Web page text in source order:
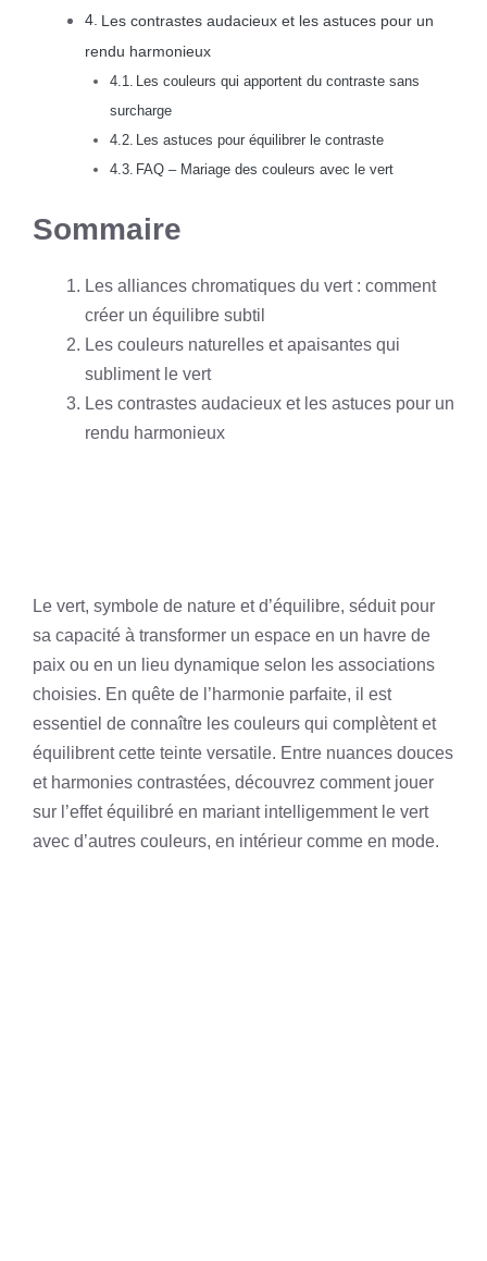
Les contrastes audacieux et les astuces pour un
rendu harmonieux
Les couleurs qui apportent du contraste sans
surcharge
Les astuces pour équilibrer le contraste
FAQ – Mariage des couleurs avec le vert
Sommaire
Les alliances chromatiques du vert : comment
créer un équilibre subtil
Les couleurs naturelles et apaisantes qui
subliment le vert
Les contrastes audacieux et les astuces pour un
rendu harmonieux
Le vert, symbole de nature et d’équilibre, séduit pour
sa capacité à transformer un espace en un havre de
paix ou en un lieu dynamique selon les associations
choisies. En quête de l’harmonie parfaite, il est
essentiel de connaître les couleurs qui complètent et
équilibrent cette teinte versatile. Entre nuances douces
et harmonies contrastées, découvrez comment jouer
sur l’effet équilibré en mariant intelligemment le vert
avec d’autres couleurs, en intérieur comme en mode.